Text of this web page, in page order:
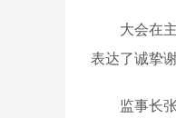
大会在主持
表达了诚挚
监事长张